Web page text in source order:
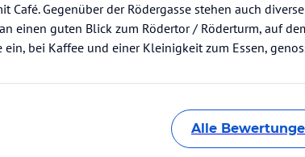
Café. Gegenüber der Rödergasse stehen auch
einen guten Blick zum Rödertor / Röderturm, auf
ein, bei Kaffee und einer Kleinigkeit zum Essen,
Alle